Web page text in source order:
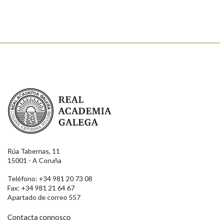
Real Academia Galega
Rúa Tabernas, 11
15001 - A Coruña
Teléfono: +34 981 20 73 08
Fax: +34 981 21 64 67
Apartado de correo 557
Contacta connosco